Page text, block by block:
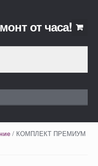
от часа!
/ КОМПЛЕКТ ПРЕМИУМ